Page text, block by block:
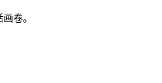
卷。